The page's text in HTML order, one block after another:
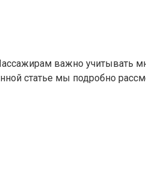
важно учитывать
статье мы подробно